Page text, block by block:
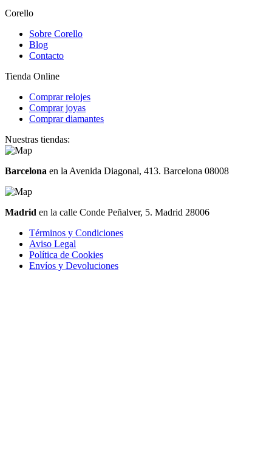
Corello
Sobre Corello
Blog
Contacto
Tienda Online
Comprar relojes
Comprar joyas
Comprar diamantes
Nuestras tiendas:
Barcelona en la Avenida Diagonal, 413. Barcelona 08008
Madrid en la calle Conde Peñalver, 5. Madrid 28006
Términos y Condiciones
Aviso Legal
Política de Cookies
Envíos y Devoluciones